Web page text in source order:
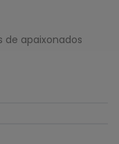
de apaixonados